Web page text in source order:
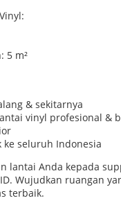
5 m²
& sekitarnya
vinyl profesional &
ke seluruh Indonesia
lantai Anda kepada
Wujudkan ruangan
terbaik.